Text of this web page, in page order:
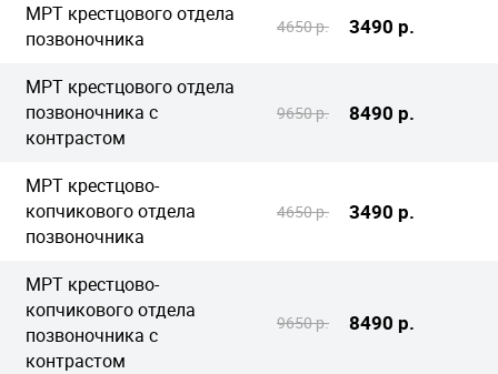
МРТ крестцового отдела
позвоночника
4650 р. 3490 р.
МРТ крестцового отдела
позвоночника с
контрастом
9650 р. 8490 р.
МРТ крестцово-
копчикового отдела
позвоночника
4650 р. 3490 р.
МРТ крестцово-
копчикового отдела
позвоночника с
контрастом
9650 р. 8490 р.